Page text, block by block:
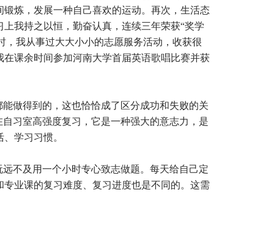
炼，发展一种自己喜欢的运动。再次，生活态
我持之以恒，勤奋认真，连续三年荣获“奖学
，我从事过大大小小的志愿服务活动，收获很
课余时间参加河南大学首届英语歌唱比赛并获
做得到的，这也恰恰成了区分成功和失败的关
习室高强度复习，它是一种强大的意志力，是
学习习惯。
不及用一个小时专心致志做题。每天给自己定
业课的复习难度、复习进度也是不同的。这需